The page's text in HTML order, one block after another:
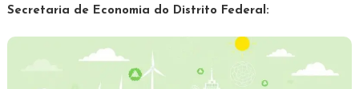
Secretaria de Economia do Distrito Federal: